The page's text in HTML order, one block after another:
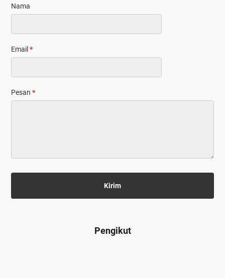
Nama
Email *
Pesan *
Pengikut